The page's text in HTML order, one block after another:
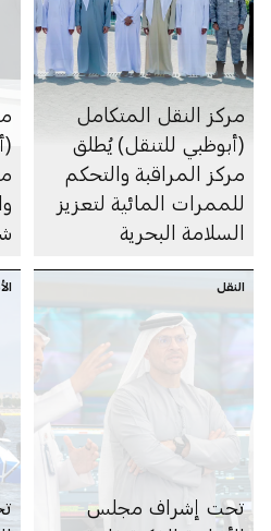
مركز النقل المتكامل
(أبوظبي للتنقل) يُطلق
مركز المراقبة والتحكم
للممرات المائية لتعزيز
السلامة البحرية
النقل
تحت إشراف مجلس